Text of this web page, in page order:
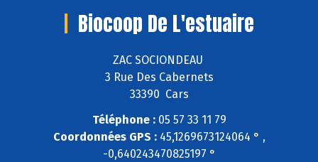
Biocoop De L'estuaire
ZAC SOCIONDEAU
3 Rue Des Cabernets
33390 Cars
Téléphone :05 57 33 11 79
Coordonnées GPS :45,1269673124064 ° ,
-0,640243470825197 °